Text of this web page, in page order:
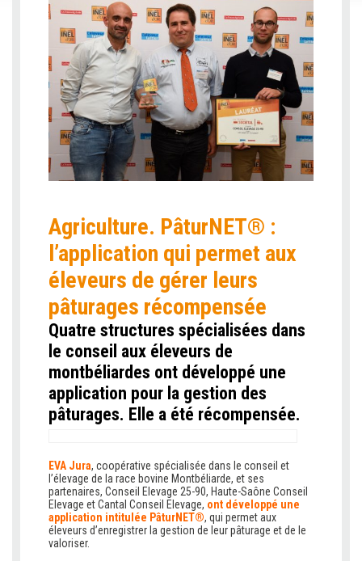
Agriculture. PâturNET® :
l’application qui permet aux
éleveurs de gérer leurs
pâturages récompensée
Quatre structures spécialisées dans
le conseil aux éleveurs de
montbéliardes ont développé une
application pour la gestion des
pâturages. Elle a été récompensée.
EVA Jura, coopérative spécialisée dans le conseil et
l’élevage de la race bovine Montbéliarde, et ses
partenaires, Conseil Elevage 25-90, Haute-Saône Conseil
Elevage et Cantal Conseil Elevage, ont développé une
application intitulée PâturNET®, qui permet aux
éleveurs d’enregistrer la gestion de leur pâturage et de le
valoriser.